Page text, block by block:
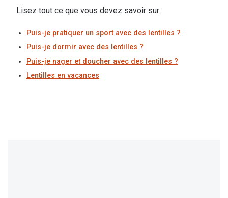
Lisez tout ce que vous devez savoir sur :
Puis-je pratiquer un sport avec des lentilles ?
Puis-je dormir avec des lentilles ?
Puis-je nager et doucher avec des lentilles ?
Lentilles en vacances